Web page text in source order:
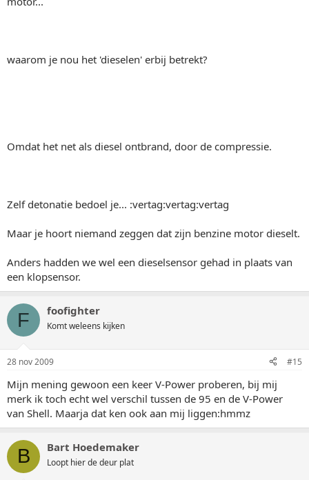
waarom je nou het 'dieselen' erbij betrekt?
Omdat het net als diesel ontbrand, door de compressie.
Zelf detonatie bedoel je... :vertag:vertag:vertag
Maar je hoort niemand zeggen dat zijn benzine motor dieselt.
Anders hadden we wel een dieselsensor gehad in plaats van
een klopsensor.
F foofighter
Komt weleens kijken
28 nov 2009 #15
Mijn mening gewoon een keer V-Power proberen, bij mij
merk ik toch echt wel verschil tussen de 95 en de V-Power
van Shell. Maarja dat ken ook aan mij liggen:hmmz
B Bart Hoedemaker
Loopt hier de deur plat